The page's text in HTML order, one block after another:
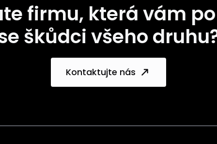
firmu, která vám
škůdci všeho
Kontaktujte nás